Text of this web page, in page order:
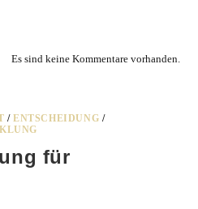
Es sind keine Kommentare vorhanden.
/ENTSCHEIDUNG /
für